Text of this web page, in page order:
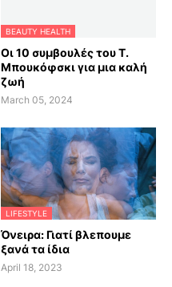
BEAUTY HEALTH
Οι 10 συμβουλές του Τ.
Μπουκόφσκι για μια καλή
ζωή
March 05, 2024
LIFESTYLE
Όνειρα: Γιατί βλεπουμε
ξανά τα ίδια
April 18, 2023